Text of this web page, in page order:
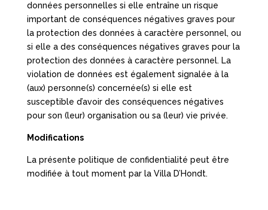
données personnelles si elle entraîne un risque
important de conséquences négatives graves pour
la protection des données à caractère personnel, ou
si elle a des conséquences négatives graves pour la
protection des données à caractère personnel. La
violation de données est également signalée à la
(aux) personne(s) concernée(s) si elle est
susceptible d’avoir des conséquences négatives
pour son (leur) organisation ou sa (leur) vie privée.
Modifications
La présente politique de confidentialité peut être
modifiée à tout moment par la Villa D’Hondt.